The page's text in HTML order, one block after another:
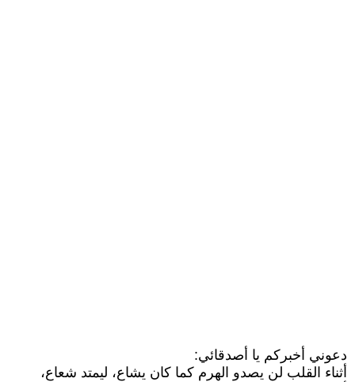
دعوني أخبركم يا أصدقائي:
أثناء القلب لن يصدو الهرم كما كان يشاع، ليمتد شعاع،